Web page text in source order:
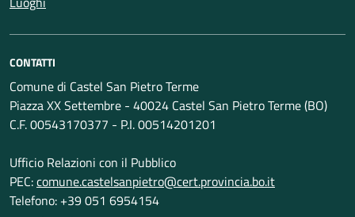
CONTATTI
Comune di Castel San Pietro Terme
Piazza XX Settembre - 40024 Castel San Pietro Terme (BO)
C.F. 00543170377 - P.I. 00514201201
Ufficio Relazioni con il Pubblico
PEC:comune.castelsanpietro@cert.provincia.bo.it
Telefono: +39 051 6954154